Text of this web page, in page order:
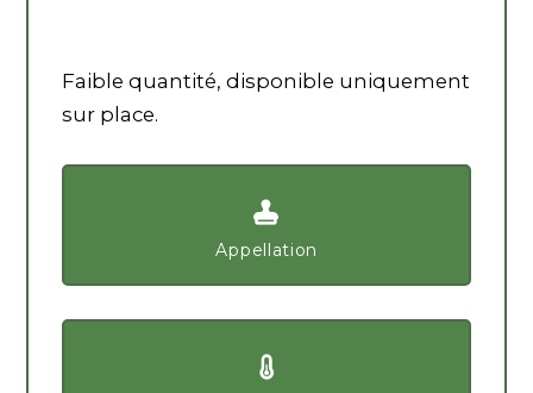
Faible quantité, disponible uniquement
sur place.
Appellation